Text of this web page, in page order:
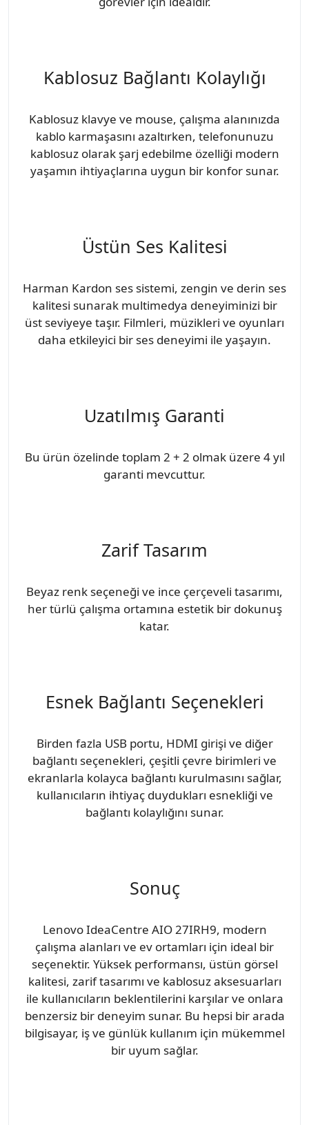
Kablosuz Bağlantı Kolaylığı
Kablosuz klavye ve mouse, çalışma alanınızda
kablo karmaşasını azaltırken, telefonunuzu
kablosuz olarak şarj edebilme özelliği modern
yaşamın ihtiyaçlarına uygun bir konfor sunar.
Üstün Ses Kalitesi
Harman Kardon ses sistemi, zengin ve derin ses
kalitesi sunarak multimedya deneyiminizi bir
üst seviyeye taşır. Filmleri, müzikleri ve oyunları
daha etkileyici bir ses deneyimi ile yaşayın.
Uzatılmış Garanti
Bu ürün özelinde toplam 2 + 2 olmak üzere 4 yıl
garanti mevcuttur.
Zarif Tasarım
Beyaz renk seçeneği ve ince çerçeveli tasarımı,
her türlü çalışma ortamına estetik bir dokunuş
katar.
Esnek Bağlantı Seçenekleri
Birden fazla USB portu, HDMI girişi ve diğer
bağlantı seçenekleri, çeşitli çevre birimleri ve
ekranlarla kolayca bağlantı kurulmasını sağlar,
kullanıcıların ihtiyaç duydukları esnekliği ve
bağlantı kolaylığını sunar.
Sonuç
Lenovo IdeaCentre AIO 27IRH9, modern
çalışma alanları ve ev ortamları için ideal bir
seçenektir. Yüksek performansı, üstün görsel
kalitesi, zarif tasarımı ve kablosuz aksesuarları
ile kullanıcıların beklentilerini karşılar ve onlara
benzersiz bir deneyim sunar. Bu hepsi bir arada
bilgisayar, iş ve günlük kullanım için mükemmel
bir uyum sağlar.